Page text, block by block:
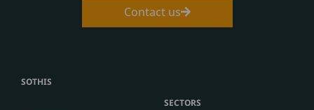
Contact us
SOTHIS
SECTORS